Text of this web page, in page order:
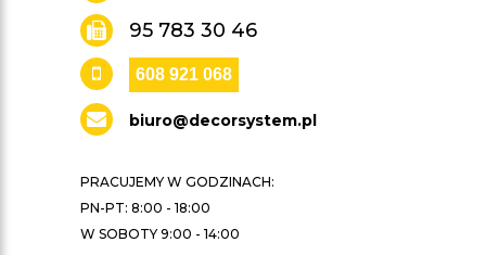
95 783 30 46
608 921 068
biuro@decorsystem.pl
PRACUJEMY W GODZINACH:
PN-PT: 8:00 - 18:00
W SOBOTY 9:00 - 14:00